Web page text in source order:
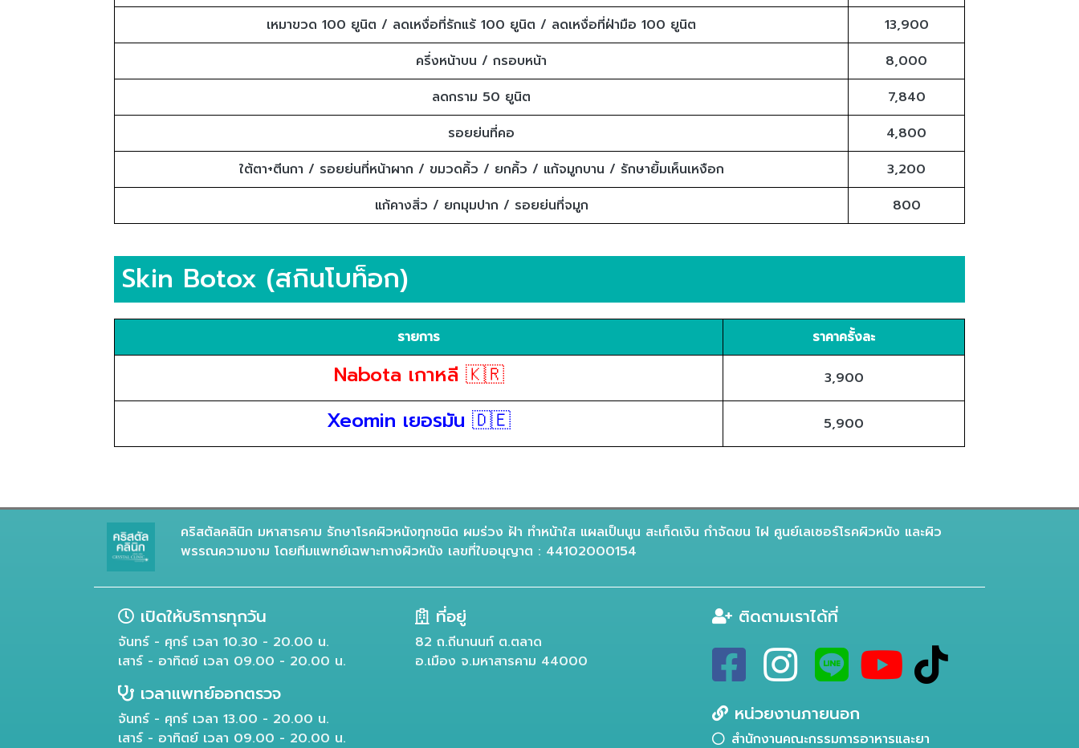
เหมาขวด 100 ยูนิต / ลดเหงื่อที่รักแร้ 100 ยูนิต / ลดเหงื่อที่ฝ่ามือ 100 ยูนิต
13,900
ครึ่งหน้าบน / กรอบหน้า
8,000
ลดกราม 50 ยูนิต
7,840
รอยย่นที่คอ
4,800
ใต้ตา+ตีนกา / รอยย่นที่หน้าผาก / ขมวดคิ้ว / ยกคิ้ว / แก้จมูกบาน / รักษายิ้มเห็นเหงือก
3,200
แก้คางสิ่ว / ยกมุมปาก / รอยย่นที่จมูก
800
Skin Botox (สกินโบท็อก)
รายการ ราคาครั้งละ
Nabota เกาหลี 🇰🇷 3,900
Xeomin เยอรมัน 🇩🇪 5,900
คริสตัลคลินิก มหาสารคาม รักษาโรคผิวหนังทุกชนิด ผมร่วง ฝ้า ทำหน้าใส แผลเป็นนูน สะเก็ดเงิน กำจัดขน ไฝ ศูนย์เลเซอร์โรคผิวหนัง และผิว
พรรณความงาม โดยทีมแพทย์เฉพาะทางผิวหนัง เลขที่ใบอนุญาต : 44102000154
เปิดให้บริการทุกวัน
จันทร์ - ศุกร์ เวลา 10.30 - 20.00 น.
เสาร์ - อาทิตย์ เวลา 09.00 - 20.00 น.
เวลาแพทย์ออกตรวจ
จันทร์ - ศุกร์ เวลา 13.00 - 20.00 น.
เสาร์ - อาทิตย์ เวลา 09.00 - 20.00 น.
ที่อยู่
82 ถ.ถีนานนท์ ต.ตลาด
อ.เมือง จ.มหาสารคาม 44000
ติดตามเราได้ที่
หน่วยงานภายนอก
สำนักงานคณะกรรมการอาหารและยา